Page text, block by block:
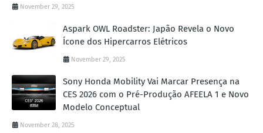
November 29, 2025
Aspark OWL Roadster: Japão Revela o Novo
Ícone dos Hipercarros Elétricos
November 29, 2025
Sony Honda Mobility Vai Marcar Presença na
CES 2026 com o Pré-Produção AFEELA 1 e Novo
Modelo Conceptual
November 28, 2025